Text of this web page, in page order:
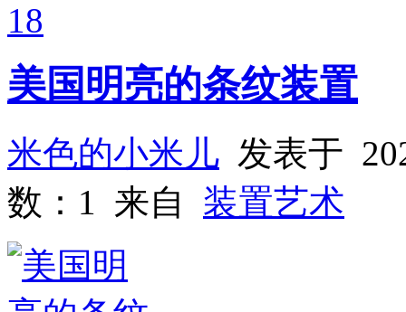
18
美国明亮的条纹装置
米色的小米儿 发表于
数：1 来自 装置艺术